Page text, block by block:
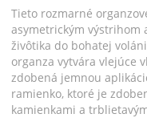
Tieto rozmarné
asymetrickým výstrihom
živôtika do bohatej
organza vytvára vlejúce
zdobená jemnou
ramienko, ktoré je
kamienkami a